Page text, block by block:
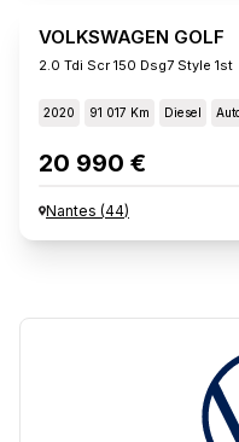
VOLKSWAGEN GOLF
2.0 Tdi Scr 150 Dsg7 Style 1st
2020 91 017 Km Diesel
20 990 €
Nantes (44)